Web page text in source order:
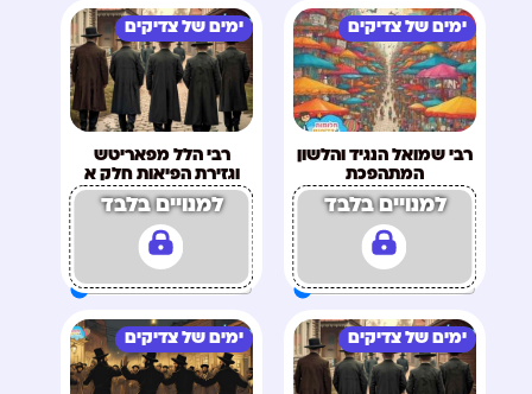
ימים של צדיקים
רבי שמואל הנגיד והלשון
המתהפכת
למנויים בלבד
ימים של צדיקים
רבי הלל מפאריטש
וגזירת הפיאות חלק א
למנויים בלבד
ימים של צדיקים ימים של צדיקים